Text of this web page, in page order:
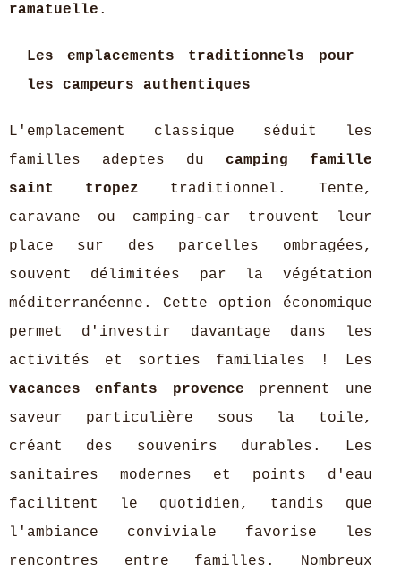
ramatuelle .
Les emplacements traditionnels pour
les campeurs authentiques
L'emplacement classique séduit les
familles adeptes du camping famille
saint tropez traditionnel. Tente,
caravane ou camping-car trouvent leur
place sur des parcelles ombragées,
souvent délimitées par la végétation
méditerranéenne. Cette option économique
permet d'investir davantage dans les
activités et sorties familiales ! Les
vacances enfants provence prennent une
saveur particulière sous la toile,
créant des souvenirs durables. Les
sanitaires modernes et points d'eau
facilitent le quotidien, tandis que
l'ambiance conviviale favorise les
rencontres entre familles. Nombreux